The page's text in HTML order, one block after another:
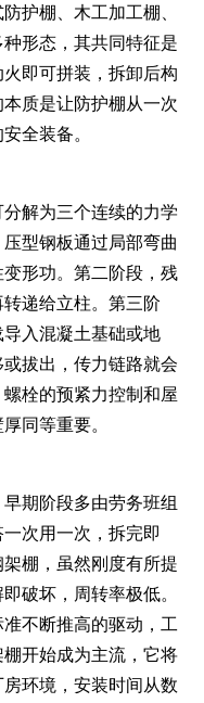
护棚、木工加工棚、
形态，其共同特征是
即可拼装，拆卸后构
质是让防护棚从一次
全装备。
解为三个连续的力学
型钢板通过局部弯曲
形功。第二阶段，残
递给立柱。第三阶
入混凝土基础或地
拔出，传力链路就会
栓的预紧力控制和屋
同等重要。
期阶段多由劳务班组
次用一次，拆完即
棚，虽然刚度有所提
破坏，周转率极低。
不断推高的驱动，工
开始成为主流，它将
环境，安装时间从数